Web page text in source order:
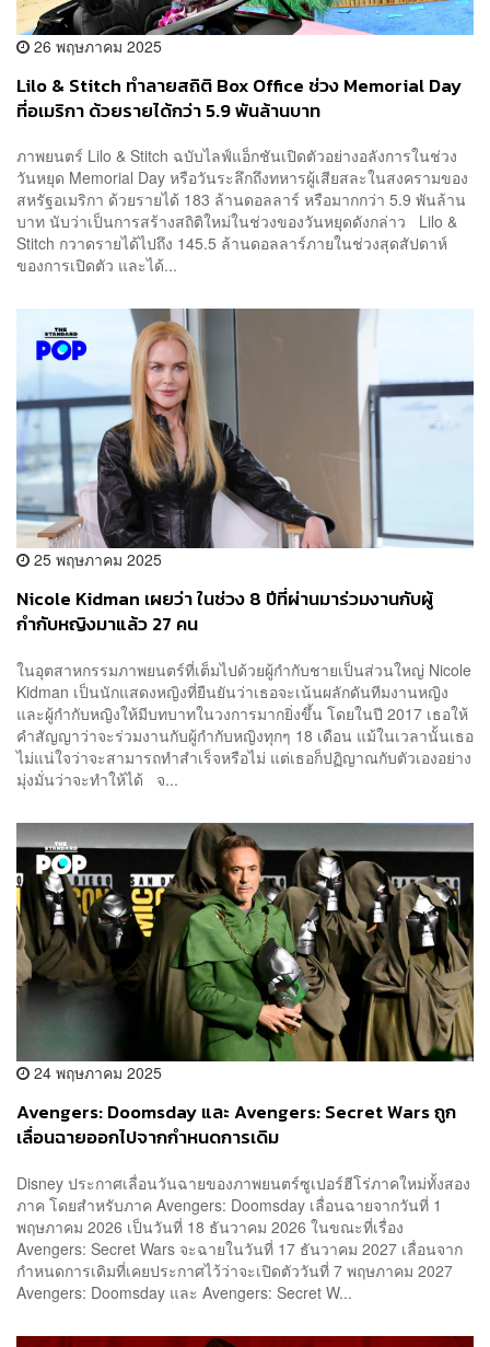
26 พฤษภาคม 2025
Lilo & Stitch ทำลายสถิติ Box Office ช่วง Memorial Day
ที่อเมริกา ด้วยรายได้กว่า 5.9 พันล้านบาท
ภาพยนตร์ Lilo & Stitch ฉบับไลฟ์แอ็กชันเปิดตัวอย่างอลังการในช่วง
วันหยุด Memorial Day หรือวันระลึกถึงทหารผู้เสียสละในสงครามของ
สหรัฐอเมริกา ด้วยรายได้ 183 ล้านดอลลาร์ หรือมากกว่า 5.9 พันล้าน
บาท นับว่าเป็นการสร้างสถิติใหม่ในช่วงของวันหยุดดังกล่าว Lilo &
Stitch กวาดรายได้ไปถึง 145.5 ล้านดอลลาร์ภายในช่วงสุดสัปดาห์
ของการเปิดตัว และได้...
25 พฤษภาคม 2025
Nicole Kidman เผยว่า ในช่วง 8 ปีที่ผ่านมาร่วมงานกับผู้
กำกับหญิงมาแล้ว 27 คน
ในอุตสาหกรรมภาพยนตร์ที่เต็มไปด้วยผู้กำกับชายเป็นส่วนใหญ่ Nicole
Kidman เป็นนักแสดงหญิงที่ยืนยันว่าเธอจะเน้นผลักดันทีมงานหญิง
และผู้กำกับหญิงให้มีบทบาทในวงการมากยิ่งขึ้น โดยในปี 2017 เธอให้
คำสัญญาว่าจะร่วมงานกับผู้กำกับหญิงทุกๆ 18 เดือน แม้ในเวลานั้นเธอ
ไม่แน่ใจว่าจะสามารถทำสำเร็จหรือไม่ แต่เธอก็ปฏิญาณกับตัวเองอย่าง
มุ่งมั่นว่าจะทำให้ได้ จ...
24 พฤษภาคม 2025
Avengers: Doomsday และ Avengers: Secret Wars ถูก
เลื่อนฉายออกไปจากกำหนดการเดิม
Disney ประกาศเลื่อนวันฉายของภาพยนตร์ซูเปอร์ฮีโร่ภาคใหม่ทั้งสอง
ภาค โดยสำหรับภาค Avengers: Doomsday เลื่อนฉายจากวันที่ 1
พฤษภาคม 2026 เป็นวันที่ 18 ธันวาคม 2026 ในขณะที่เรื่อง
Avengers: Secret Wars จะฉายในวันที่ 17 ธันวาคม 2027 เลื่อนจาก
กำหนดการเดิมที่เคยประกาศไว้ว่าจะเปิดตัววันที่ 7 พฤษภาคม 2027
Avengers: Doomsday และ Avengers: Secret W...